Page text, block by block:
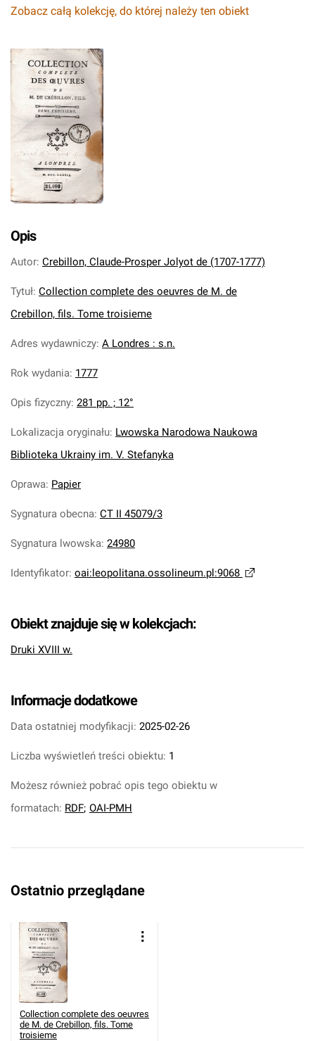
Zobacz całą kolekcję, do której należy ten obiekt
Opis
Autor: Crebillon, Claude-Prosper Jolyot de (1707-1777)
Tytuł: Collection complete des oeuvres de M. de
Crebillon, fils. Tome troisieme
Adres wydawniczy: A Londres : s.n.
Rok wydania: 1777
Opis fizyczny: 281 pp. ; 12°
Lokalizacja oryginału: Lwowska Narodowa Naukowa
Biblioteka Ukrainy im. V. Stefanyka
Oprawa: Papier
Sygnatura obecna: CT II 45079/3
Sygnatura lwowska: 24980
Identyfikator: oai:leopolitana.ossolineum.pl:9068
Obiekt znajduje się w kolekcjach:
Druki XVIII w.
Informacje dodatkowe
Data ostatniej modyfikacji: 2025-02-26
Liczba wyświetleń treści obiektu: 1
Możesz również pobrać opis tego obiektu w
formatach: RDF; OAI-PMH
Ostatnio przeglądane
Collection complete des oeuvres
de M. de Crebillon, fils. Tome
troisieme